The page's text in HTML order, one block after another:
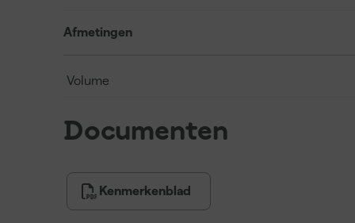
Afmetingen
Volume
Documenten
Kenmerkenblad